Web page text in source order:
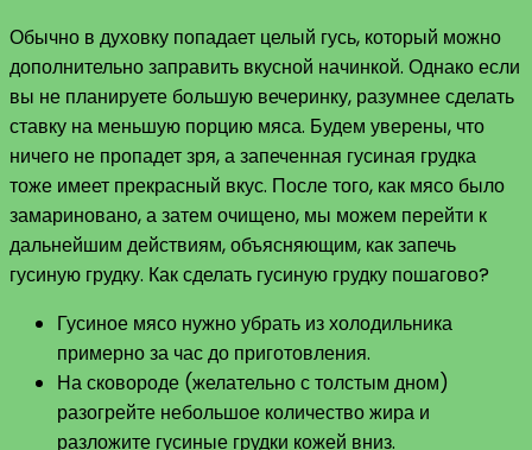
Обычно в духовку попадает целый гусь, который можно
дополнительно заправить вкусной начинкой. Однако если
вы не планируете большую вечеринку, разумнее сделать
ставку на меньшую порцию мяса. Будем уверены, что
ничего не пропадет зря, а запеченная гусиная грудка
тоже имеет прекрасный вкус. После того, как мясо было
замариновано, а затем очищено, мы можем перейти к
дальнейшим действиям, объясняющим, как запечь
гусиную грудку. Как сделать гусиную грудку пошагово?
Гусиное мясо нужно убрать из холодильника
примерно за час до приготовления.
На сковороде (желательно с толстым дном)
разогрейте небольшое количество жира и
разложите гусиные грудки кожей вниз.